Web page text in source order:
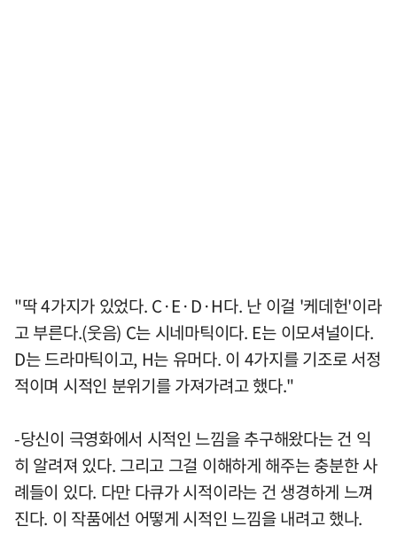
"딱 4가지가 있었다. C·E·D·H다. 난 이걸 '케데헌'이라
고 부른다.(웃음) C는 시네마틱이다. E는 이모셔널이다.
D는 드라마틱이고, H는 유머다. 이 4가지를 기조로 서정
적이며 시적인 분위기를 가져가려고 했다."
-당신이 극영화에서 시적인 느낌을 추구해왔다는 건 익
히 알려져 있다. 그리고 그걸 이해하게 해주는 충분한 사
례들이 있다. 다만 다큐가 시적이라는 건 생경하게 느껴
진다. 이 작품에선 어떻게 시적인 느낌을 내려고 했나.